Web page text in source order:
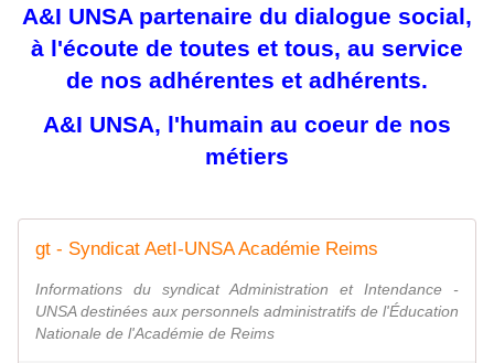
A&I UNSA partenaire du dialogue social,
à l'écoute de toutes et tous, au service
de nos adhérentes et adhérents.
A&I UNSA, l'humain au coeur de nos
métiers
gt - Syndicat AetI-UNSA Académie Reims
Informations du syndicat Administration et Intendance -
UNSA destinées aux personnels administratifs de l'Éducation
Nationale de l'Académie de Reims